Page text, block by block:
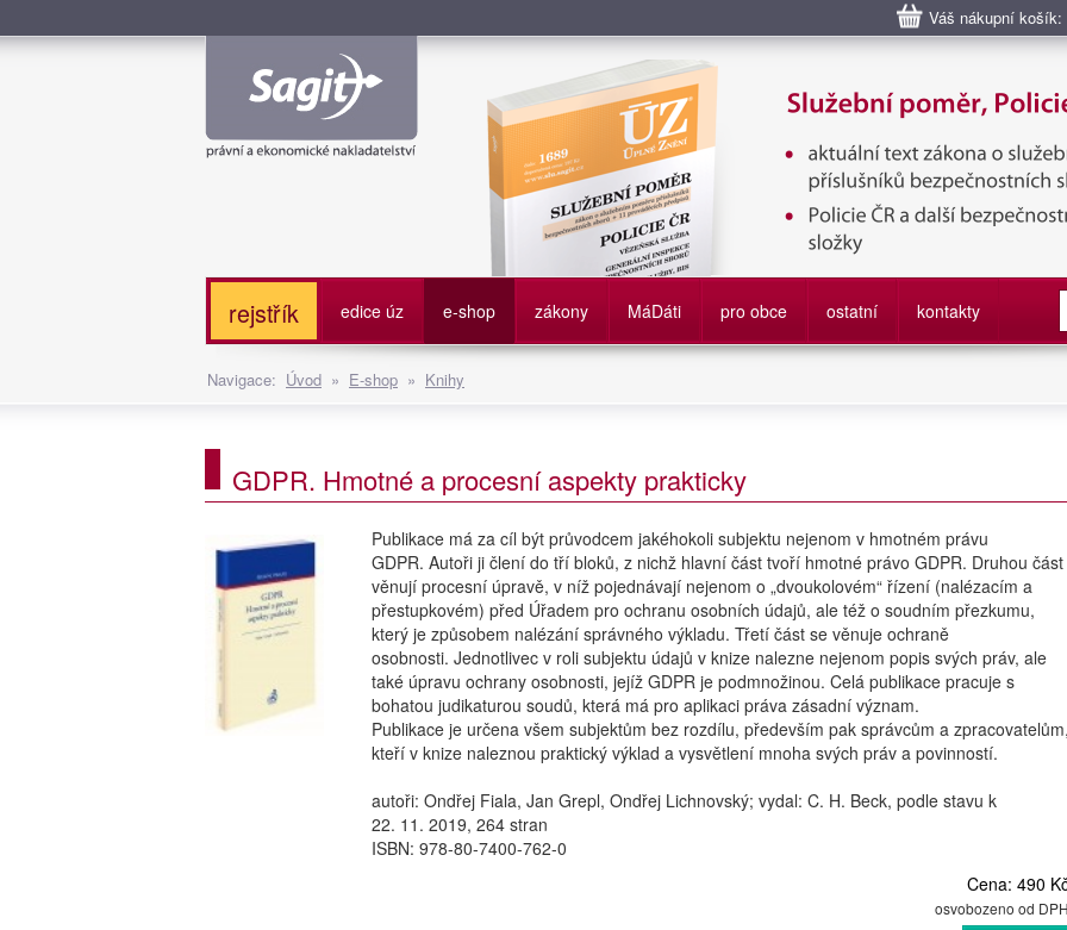
Váš nákupní
Služební poměr příslušníků bezpečnostních sborů, Policie ČR, Vězeňská
služby
rejstřík edice úz e-shop zákony MáDáti pro obce ostatní kontakty
Navigace: Úvod » E-shop » Knihy
GDPR. Hmotné a procesní aspekty prakticky
Publikace má za cíl být průvodcem jakéhokoli subjektu nejenom v hmotném právu
GDPR. Autoři ji člení do tří bloků, z nichž hlavní část tvoří hmotné právo GDPR. Druhou část
věnují procesní úpravě, v níž pojednávají nejenom o „dvoukolovém“ řízení (nalézacím a
přestupkovém) před Úřadem pro ochranu osobních údajů, ale též o soudním přezkumu,
který je způsobem nalézání správného výkladu. Třetí část se věnuje ochraně
osobnosti. Jednotlivec v roli subjektu údajů v knize nalezne nejenom popis svých práv, ale
také úpravu ochrany osobnosti, jejíž GDPR je podmnožinou. Celá publikace pracuje s
bohatou judikaturou soudů, která má pro aplikaci práva zásadní význam.
Publikace je určena všem subjektům bez rozdílu, především pak správcům a zpracovatelům,
kteří v knize naleznou praktický výklad a vysvětlení mnoha svých práv a povinností.
autoři: Ondřej Fiala, Jan Grepl, Ondřej Lichnovský; vydal: C. H. Beck, podle stavu k
22. 11. 2019, 264 stran
ISBN: 978-80-7400-762-0
Cena: 490
osvobozeno od DPH